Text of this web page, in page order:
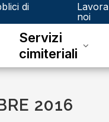
di
noi
Servizi
cimiteriali
2016